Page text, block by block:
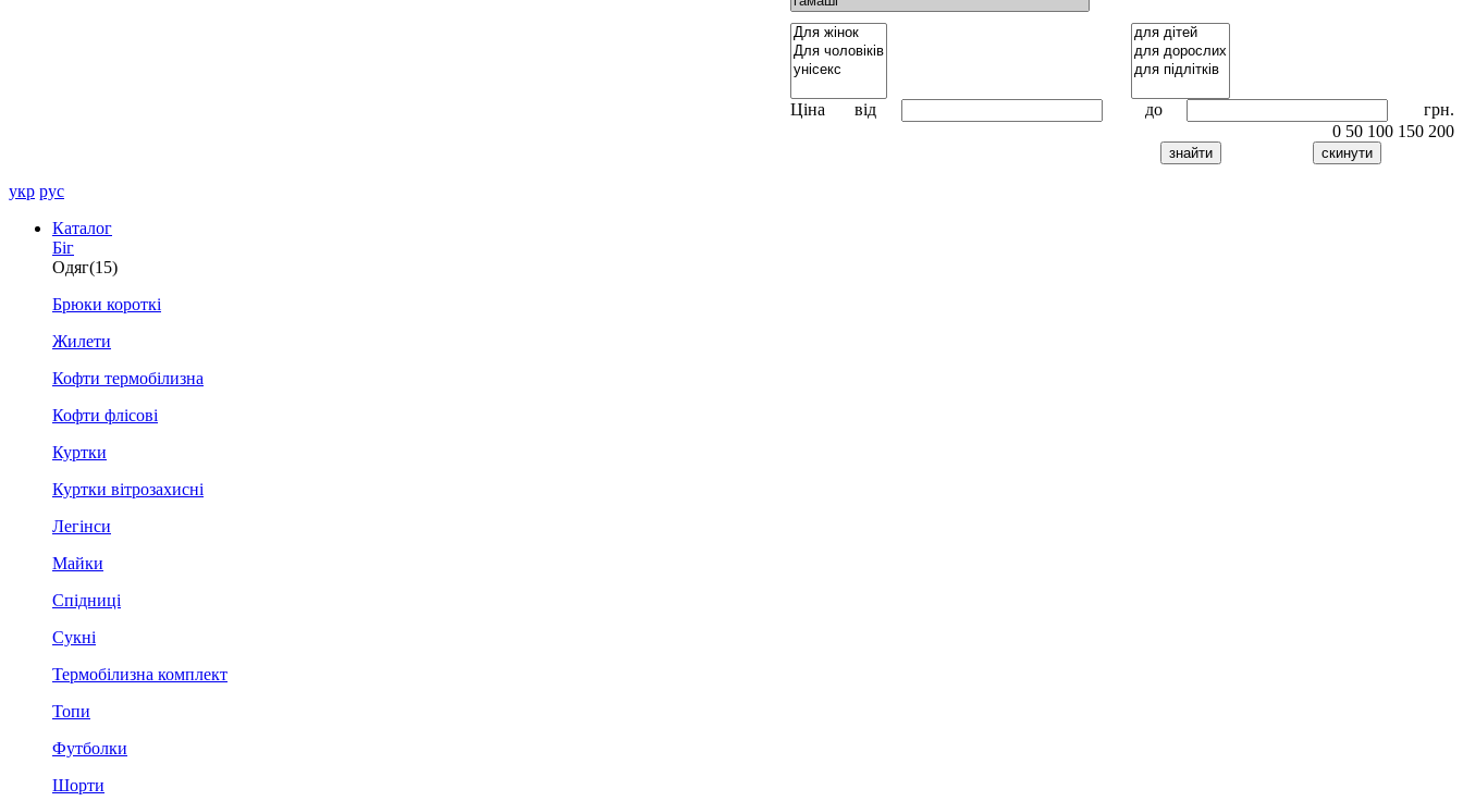
Ціна від до
грн.
0 50 100 150 200
укр рус
Каталог
Біг
Одяг(15)
Брюки короткі
Жилети
Кофти термобілизна
Кофти флісові
Куртки
Куртки вітрозахисні
Легінси
Майки
Спідниці
Сукні
Термобілизна комплект
Топи
Футболки
Шорти